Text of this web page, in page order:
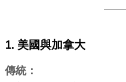
1. 美國與加拿大
傳統：